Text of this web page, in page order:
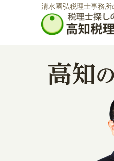
清水國弘税理士事務所